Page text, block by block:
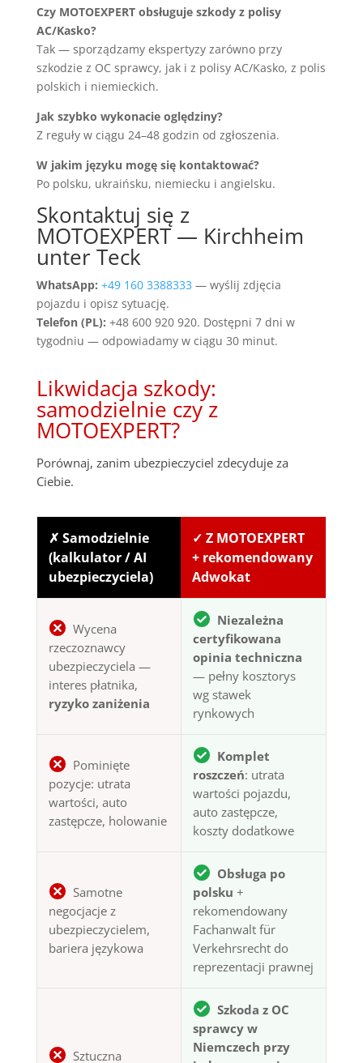
Czy MOTOEXPERT obsługuje szkody z polisy
AC/Kasko?
Tak — sporządzamy ekspertyzy zarówno przy
szkodzie z OC sprawcy, jak i z polisy AC/Kasko, z polis
polskich i niemieckich.
Jak szybko wykonacie oględziny?
Z reguły w ciągu 24–48 godzin od zgłoszenia.
W jakim języku mogę się kontaktować?
Po polsku, ukraińsku, niemiecku i angielsku.
Skontaktuj się z
MOTOEXPERT — Kirchheim
unter Teck
WhatsApp: +49 160 3388333 — wyślij zdjęcia
pojazdu i opisz sytuację.
Telefon (PL): +48 600 920 920. Dostępni 7 dni w
tygodniu — odpowiadamy w ciągu 30 minut.
Likwidacja szkody:
samodzielnie czy z
MOTOEXPERT?
Porównaj, zanim ubezpieczyciel zdecyduje za
Ciebie.
✗ Samodzielnie
(kalkulator / AI
ubezpieczyciela)
✓ Z MOTOEXPERT
+ rekomendowany
Adwokat
Wycena
rzeczoznawcy
ubezpieczyciela —
interes płatnika,
ryzyko zaniżenia
Niezależna
certyfikowana
opinia techniczna
— pełny kosztorys
wg stawek
rynkowych
Pominięte
pozycje: utrata
wartości, auto
zastępcze, holowanie
Komplet
roszczeń: utrata
wartości pojazdu,
auto zastępcze,
koszty dodatkowe
Samotne
negocjacje z
ubezpieczycielem,
bariera językowa
Obsługa po
polsku +
rekomendowany
Fachanwalt für
Verkehrsrecht do
reprezentacji prawnej
Sztuczna
Szkoda z OC
sprawcy w
Niemczech przy